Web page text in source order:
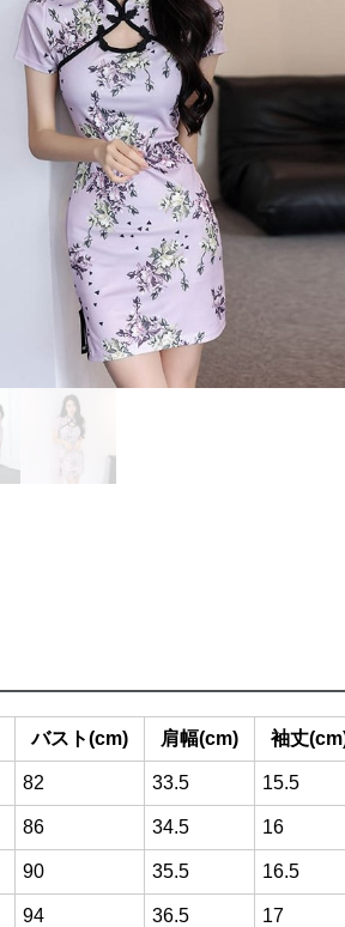
バスト(cm) 肩幅(cm) 袖丈
82 33.5 15.5
86 34.5 16
90 35.5 16.5
94 36.5 17